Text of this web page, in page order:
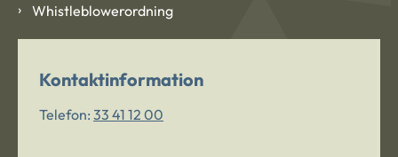
Whistleblowerordning
Kontaktinformation
Telefon: 33 41 12 00